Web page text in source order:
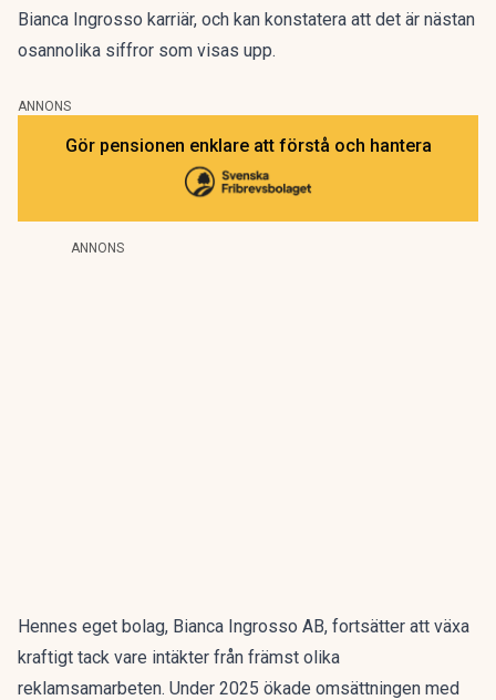
Bianca Ingrosso karriär, och kan konstatera att det är nästan
osannolika siffror som visas upp.
ANNONS
Gör pensionen enklare att förstå och hantera
ANNONS
Hennes eget bolag, Bianca Ingrosso AB, fortsätter att växa
kraftigt tack vare intäkter från främst olika
reklamsamarbeten. Under 2025 ökade omsättningen med